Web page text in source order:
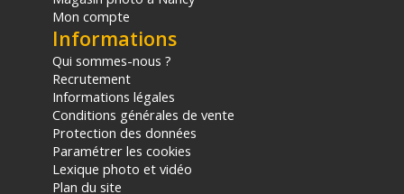
Mon compte
Informations
Qui sommes-nous ?
Recrutement
Informations légales
Conditions générales de vente
Protection des données
Paramétrer les cookies
Lexique photo et vidéo
Plan du site